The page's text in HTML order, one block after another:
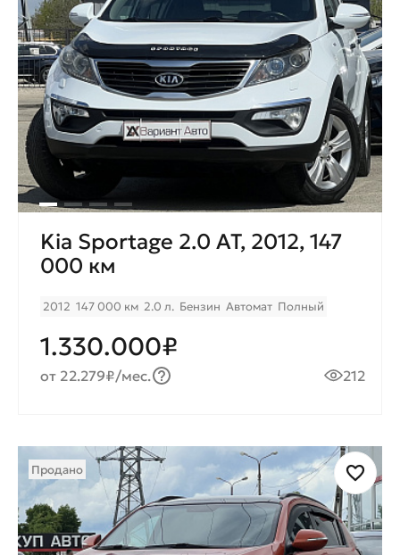
Kia Sportage 2.0 AT, 2012, 147
000 км
2012 147 000 км 2.0 л. Бензин Автомат Полный
1.330.000₽
от 22.279₽/мес. 212
Продано